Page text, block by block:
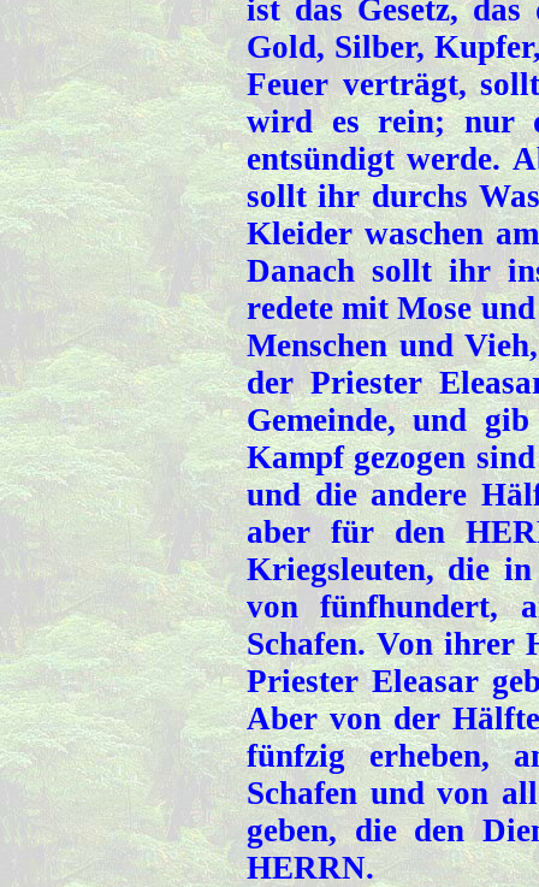
ist das Gesetz,
Gold, Silber,
Feuer verträgt,
wird es rein; nur
entsündigt werde.
sollt ihr durchs
Kleider waschen
Danach sollt ihr
redete mit Mose
Menschen und
der Priester
Gemeinde, und
Kampf gezogen
und die andere
aber für den
Kriegsleuten, die
von fünfhundert,
Schafen. Von ihrer
Priester Eleasar
Aber von der
fünfzig erheben,
Schafen und von
geben, die den
HERRN.